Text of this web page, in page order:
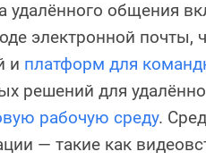
удалённого общения
электронной почты,
и платформ для
решений для
рабочую среду.
— такие как